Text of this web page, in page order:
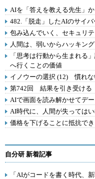
AIを「答えを教える先生」
482.「脱走」したAIのサイ
包み込んでいく、セキュリテ
人間は、弱いからハッキン
「思考は行動から生まれる
へ行くことの価値
イノウーの選択 (12) 慣れな
第742回 結果を引き受ける
AIで画面を読み解かせてデ
AI時代に、人間が失っては
価格を下げることに抵抗で
自分研 新着記事
「AIがコードを書く時代、